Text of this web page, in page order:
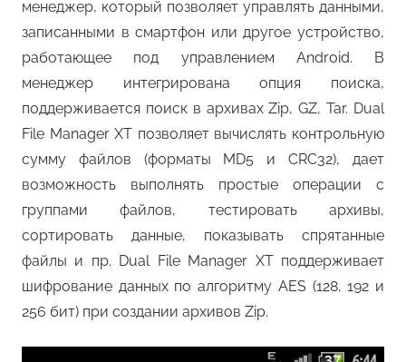
менеджер, который позволяет управлять данными,
записанными в смартфон или другое устройство,
работающее под управлением Android. В
менеджер интегрирована опция поиска,
поддерживается поиск в архивах Zip, GZ, Tar. Dual
File Manager XT позволяет вычислять контрольную
сумму файлов (форматы MD5 и CRC32), дает
возможность выполнять простые операции с
группами файлов, тестировать архивы,
сортировать данные, показывать спрятанные
файлы и пр. Dual File Manager XT поддерживает
шифрование данных по алгоритму AES (128, 192 и
256 бит) при создании архивов Zip.